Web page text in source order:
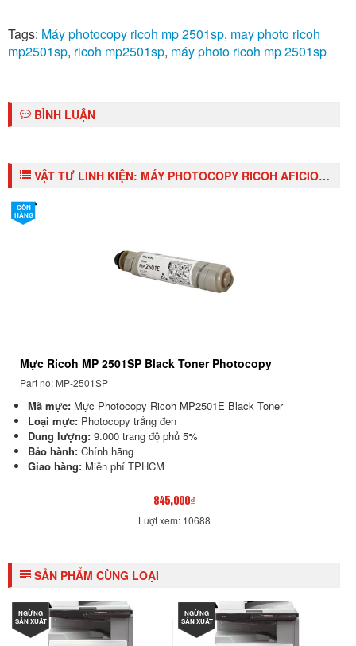
Tags: Máy photocopy ricoh mp 2501sp, may photo ricoh
mp2501sp, ricoh mp2501sp, máy photo ricoh mp 2501sp
BÌNH LUẬN
VẬT TƯ LINH KIỆN: MÁY PHOTOCOPY RICOH AFICIO MP2501SP BAO GỒM ARDF DF 2020
CÒN
HÀNG
Mực Ricoh MP 2501SP Black Toner Photocopy
Part no: MP-2501SP
Mã mực: Mực Photocopy Ricoh MP2501E Black Toner
Loại mực: Photocopy trắng đen
Dung lượng: 9.000 trang độ phủ 5%
Bảo hành: Chính hãng
Giao hàng: Miễn phí TPHCM
845,000₫
Lượt xem: 10688
SẢN PHẨM CÙNG LOẠI
NGỪNG
SẢN XUẤT
NGỪNG
SẢN XUẤT